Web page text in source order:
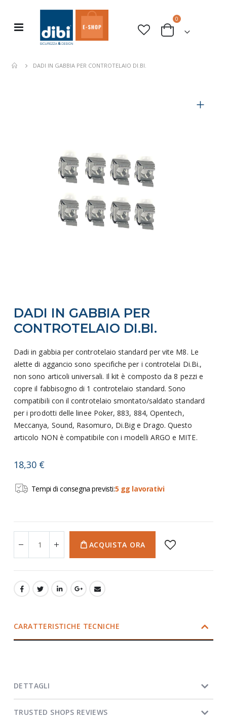
Toggle
Cart
0 elementi
DADI IN GABBIA PER CONTROTELAIO DI.BI.
all'inizio
della
di
immagini
DADI IN GABBIA PER
CONTROTELAIO DI.BI.
Dadi in gabbia per controtelaio standard per vite M8. Le
alette di aggancio sono specifiche per i controtelai Di.Bi.,
non sono articoli universali. Il kit è composto da 8 pezzi e
copre il fabbisogno di 1 controtelaio standard. Sono
compatibili con il controtelaio smontato/saldato standard
per i prodotti delle linee Poker, 883, 884, Opentech,
Meccanya, Sound, Rasomuro, Di.Big e Drago. Questo
articolo NON è compatibile con i modelli ARGO e MITE.
18,30 €
Tempi di consegna previsti:5 gg lavorativi
ACQUISTA ORA
CARATTERISTICHE TECNICHE
DETTAGLI
TRUSTED SHOPS REVIEWS